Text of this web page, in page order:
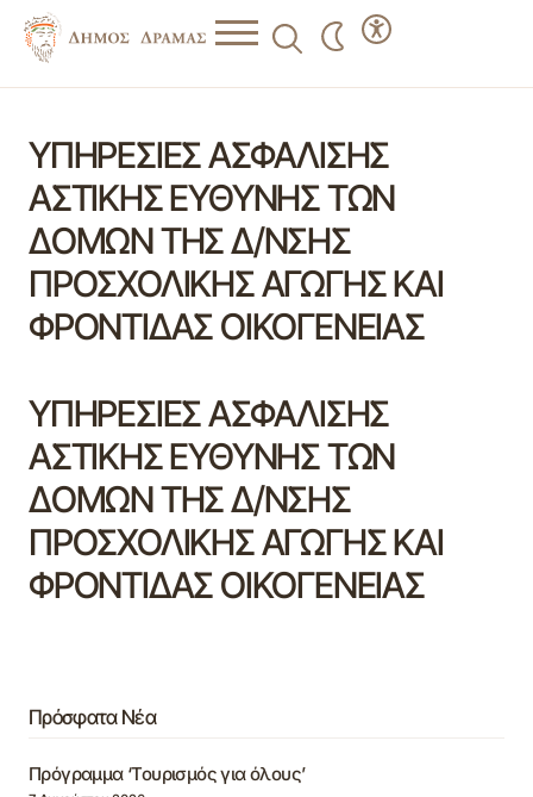
ΥΠΗΡΕΣΙΕΣ ΑΣΦΑΛΙΣΗΣ
ΑΣΤΙΚΗΣ ΕΥΘΥΝΗΣ ΤΩΝ
ΔΟΜΩΝ ΤΗΣ Δ/ΝΣΗΣ
ΠΡΟΣΧΟΛΙΚΗΣ ΑΓΩΓΗΣ ΚΑΙ
ΦΡΟΝΤΙΔΑΣ ΟΙΚΟΓΕΝΕΙΑΣ
ΥΠΗΡΕΣΙΕΣ ΑΣΦΑΛΙΣΗΣ
ΑΣΤΙΚΗΣ ΕΥΘΥΝΗΣ ΤΩΝ
ΔΟΜΩΝ ΤΗΣ Δ/ΝΣΗΣ
ΠΡΟΣΧΟΛΙΚΗΣ ΑΓΩΓΗΣ ΚΑΙ
ΦΡΟΝΤΙΔΑΣ ΟΙΚΟΓΕΝΕΙΑΣ
Πρόσφατα Νέα
Πρόγραμμα ‘Τουρισμός για όλους’